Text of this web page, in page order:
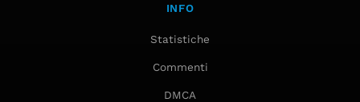
INFO
Statistiche
Commenti
DMCA